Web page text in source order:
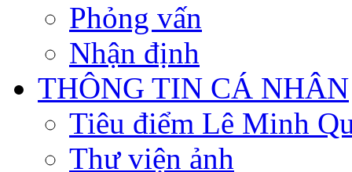
Phỏng vấn
Nhận định
THÔNG TIN CÁ NHÂN
Tiêu điểm Lê Minh
Thư viện ảnh